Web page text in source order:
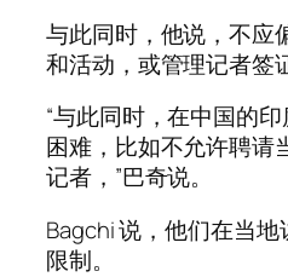
与此同时，他说，不应
和活动，或管理记者签
“与此同时，在中国的
困难，比如不允许聘请
记者，”巴奇说。
Bagchi 说，他们在当
限制。